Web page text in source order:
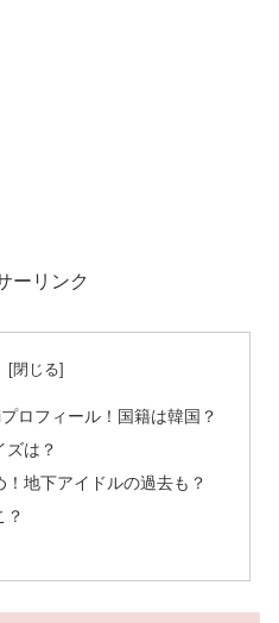
ーリンク
ロフィール！国籍は韓国？
ズは？
地下アイドルの過去も？
？